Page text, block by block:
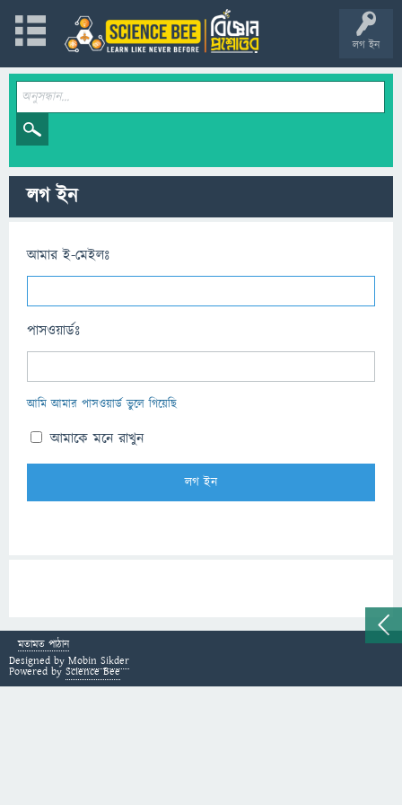
লগ ইন
লগ ইন
আমার ই-মেইলঃ
পাসওয়ার্ডঃ
আমি আমার পাসওয়ার্ড ভুলে গিয়েছি
আমাকে মনে রাখুন
মতামত পাঠান
Designed by Mobin Sikder
Powered by Science Bee